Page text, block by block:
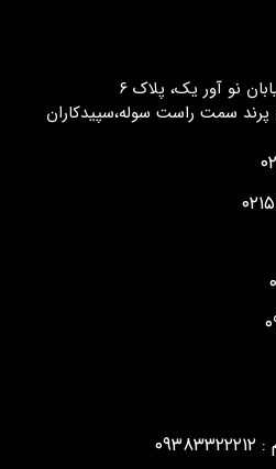
نو آور یک، پلاک ٦
سمت راست سوله،سپیدکاران